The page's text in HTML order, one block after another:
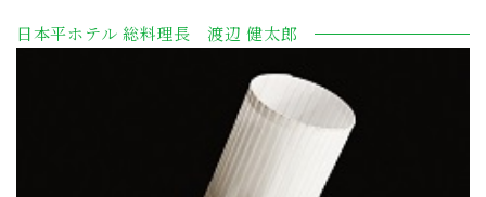
日本平ホテル 総料理長 渡辺 健太郎​